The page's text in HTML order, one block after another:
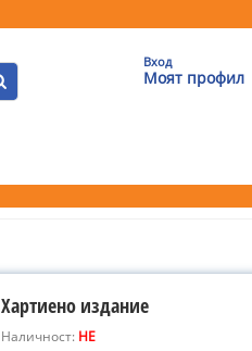
Вход
Моят профил
Хартиено издание
Наличност: НЕ